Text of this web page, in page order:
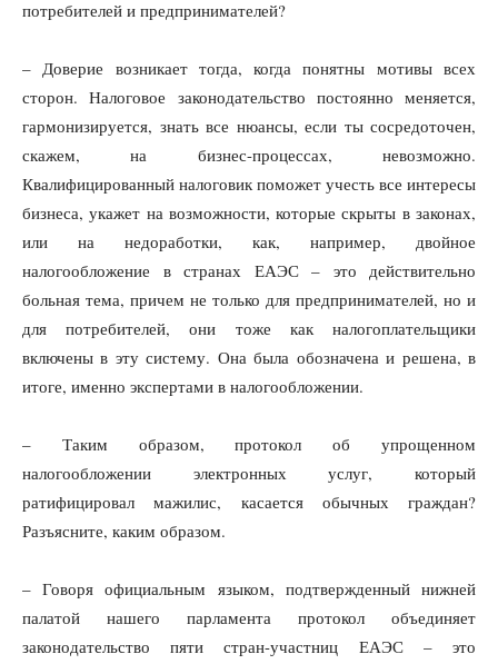
потребителей и предпринимателей?
– Доверие возникает тогда, когда понятны мотивы всех
сторон. Налоговое законодательство постоянно меняется,
гармонизируется, знать все нюансы, если ты сосредоточен,
скажем, на бизнес-процессах, невозможно.
Квалифицированный налоговик поможет учесть все интересы
бизнеса, укажет на возможности, которые скрыты в законах,
или на недоработки, как, например, двойное
налогообложение в странах ЕАЭС – это действительно
больная тема, причем не только для предпринимателей, но и
для потребителей, они тоже как налогоплательщики
включены в эту систему. Она была обозначена и решена, в
итоге, именно экспертами в налогообложении.
– Таким образом, протокол об упрощенном
налогообложении электронных услуг, который
ратифицировал мажилис, касается обычных граждан?
Разъясните, каким образом.
– Говоря официальным языком, подтвержденный нижней
палатой нашего парламента протокол объединяет
законодательство пяти стран-участниц ЕАЭС – это